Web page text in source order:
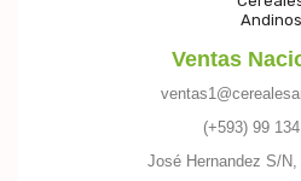
Ventas
(+593) 99
José Hernandez S/